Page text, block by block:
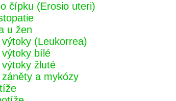
čípku (Erosio uteri)
u žen
(Leukorrea)
bílé
žluté
a mykózy